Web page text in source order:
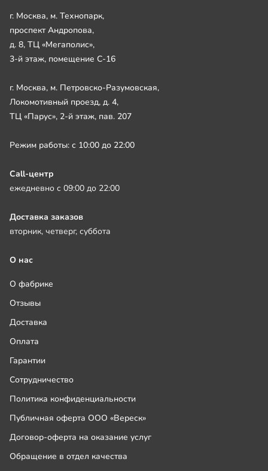
г. Москва, м. Технопарк,
проспект Андропова,
д. 8, ТЦ «Мегаполис»,
3-й этаж, помещение С-16
г. Москва, м. Петровско-Разумовская,
Локомотивный проезд, д. 4,
ТЦ «Парус», 2-й этаж, пав. 207
Режим работы: с 10:00 до 22:00
Call-центр
ежедневно с 09:00 до 22:00
Доставка заказов
вторник, четверг, суббота
О нас
О фабрике
Отзывы
Доставка
Оплата
Гарантии
Сотрудничество
Политика конфиденциальности
Публичная оферта ООО «Вереск»
Договор-оферта на оказание услуг
Обращение в отдел качества